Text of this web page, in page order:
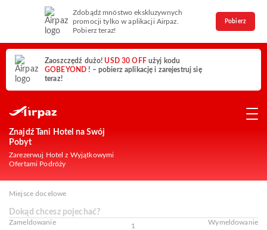
Zdobądź mnóstwo ekskluzywnych
promocji tylko w aplikacji Airpaz.
Pobierz teraz!
Pobierz
Zaoszczędź dużo!USD 30 OFF użyj kodu
GOBEYOND ! – pobierz aplikację i zarejestruj się
teraz!
Znajdź Tani Hotel na Swój
Pobyt
Zarezerwuj Hotel z Wyjątkowymi
Ofertami Podróży
Miejsce docelowe
Dokąd chcesz pojechać?
Zameldowanie 1 Wymeldowanie